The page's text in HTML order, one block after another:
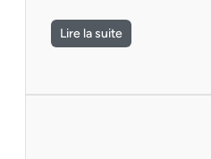
Lire la suite